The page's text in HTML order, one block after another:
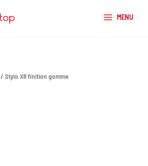
MENU
/ Stylo X8 finition gomme